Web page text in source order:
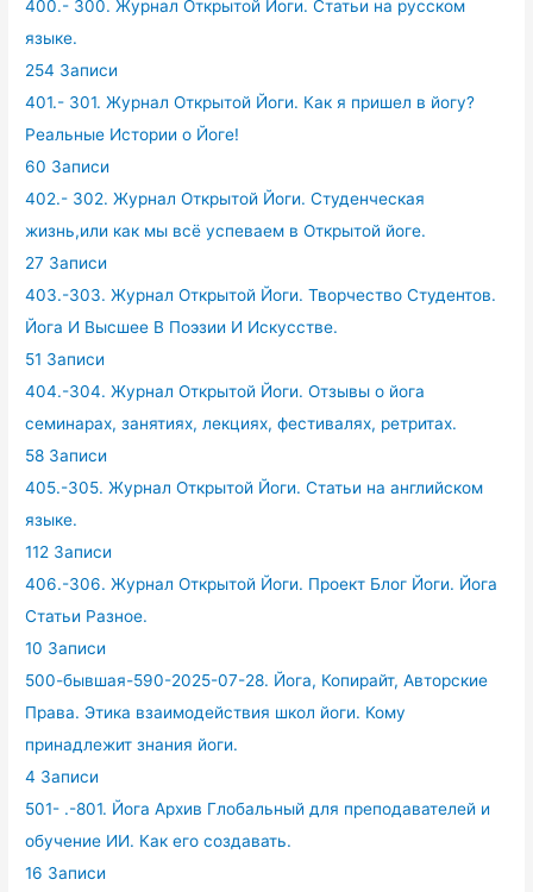
400.- 300. Журнал Открытой Йоги. Статьи на русском
языке.
254 Записи
401.- 301. Журнал Открытой Йоги. Как я пришел в йогу?
Реальные Истории о Йоге!
60 Записи
402.- 302. Журнал Открытой Йоги. Студенческая
жизнь,или как мы всё успеваем в Открытой йоге.
27 Записи
403.-303. Журнал Открытой Йоги. Творчество Студентов.
Йога И Высшее В Поэзии И Искусстве.
51 Записи
404.-304. Журнал Открытой Йоги. Отзывы о йога
семинарах, занятиях, лекциях, фестивалях, ретритах.
58 Записи
405.-305. Журнал Открытой Йоги. Статьи на английском
языке.
112 Записи
406.-306. Журнал Открытой Йоги. Проект Блог Йоги. Йога
Статьи Разное.
10 Записи
500-бывшая-590-2025-07-28. Йога, Копирайт, Авторские
Права. Этика взаимодействия школ йоги. Кому
принадлежит знания йоги.
4 Записи
501- .-801. Йога Архив Глобальный для преподавателей и
обучение ИИ. Как его создавать.
16 Записи